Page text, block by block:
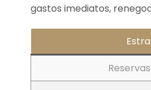
gastos imediatos,